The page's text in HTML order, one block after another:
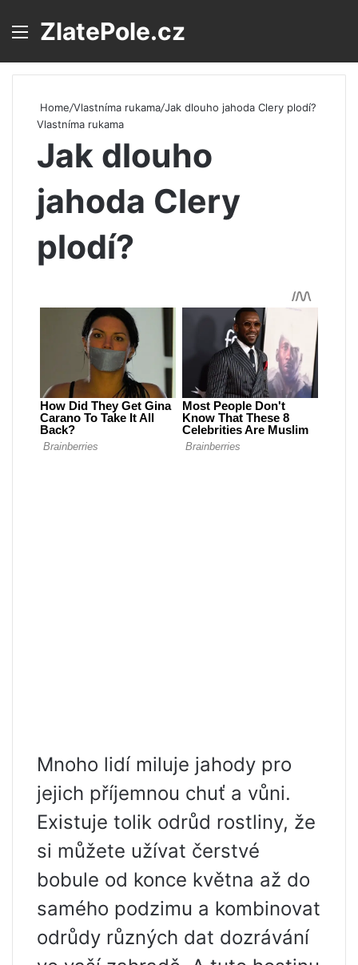
Menu
ZlatePole.cz
Home/Vlastníma rukama/Jak dlouho jahoda Clery plodí?
Vlastníma rukama
Jak dlouho
jahoda Clery
plodí?
Mnoho lidí miluje jahody pro
jejich příjemnou chuť a vůni.
Existuje tolik odrůd rostliny, že
si můžete užívat čerstvé
bobule od konce května až do
samého podzimu a kombinovat
odrůdy různých dat dozrávání